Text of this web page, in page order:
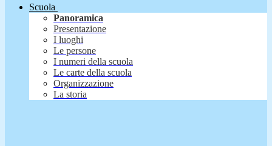
Scuola
Panoramica
Presentazione
I luoghi
Le persone
I numeri della scuola
Le carte della scuola
Organizzazione
La storia